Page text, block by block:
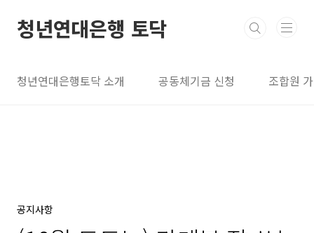
청년연대은행 토닥
청년연대은행토닥 소개 공동체기금 신청 조합원
공지사항